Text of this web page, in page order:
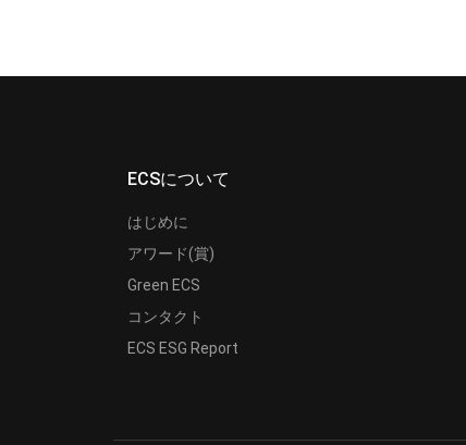
ECSについて
はじめに
アワード(賞)
Green ECS
コンタクト
ECS ESG Report